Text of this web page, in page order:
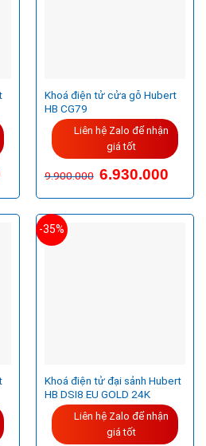
Giá
hiện
là:
7.630.000VND.
Khoá điện tử cửa gỗ Hubert
HB CG79
Liên hệ Zalo để nhận
giá tốt
9.900.000 6.930.000
-35%
Khoá điện tử đại sảnh Hubert
HB DSI8 EU GOLD 24K
Liên hệ Zalo để nhận
giá tốt